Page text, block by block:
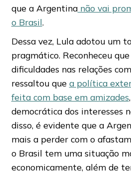
que a Argentinanão vai
o Brasil.
Dessa vez, Lula adotou um
pragmático. Reconheceu
dificuldades nas relações
ressaltou que a política
feita com base em amizades
democrática dos interesses
disso, é evidente que a
mais a perder com o
o Brasil tem uma situação
economicamente, além de